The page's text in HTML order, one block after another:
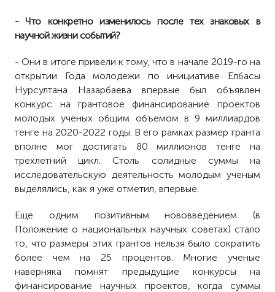
- Что конкретно изменилось после тех знаковых в
научной жизни событий?
- Они в итоге привели к тому, что в начале 2019-го на
открытии Года молодежи по инициативе Елбасы
Нурсултана Назарбаева впервые был объявлен
конкурс на грантовое финансирование проектов
молодых ученых общим объемом в 9 миллиардов
тенге на 2020-2022 годы. В его рамках размер гранта
вполне мог достигать 80 миллионов тенге на
трехлетний цикл. Столь солидные суммы на
исследовательскую деятельность молодым ученым
выделялись, как я уже отметил, впервые.
Еще одним позитивным нововведением (в
Положение о национальных научных советах) стало
то, что размеры этих грантов нельзя было сократить
более чем на 25 процентов. Многие ученые
наверняка помнят предыдущие конкурсы на
финансирование научных проектов, когда суммы